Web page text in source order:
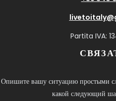
Partita IVA:
Опишите вашу ситуацию простыми
какой следующий